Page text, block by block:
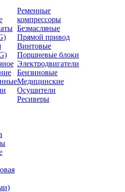
Ременные
компрессоры
Безмасляные
Прямой привод
Винтовые
Поршневые блоки
Электродвигатели
Бензиновые
Медицинские
Осушители
Ресиверы